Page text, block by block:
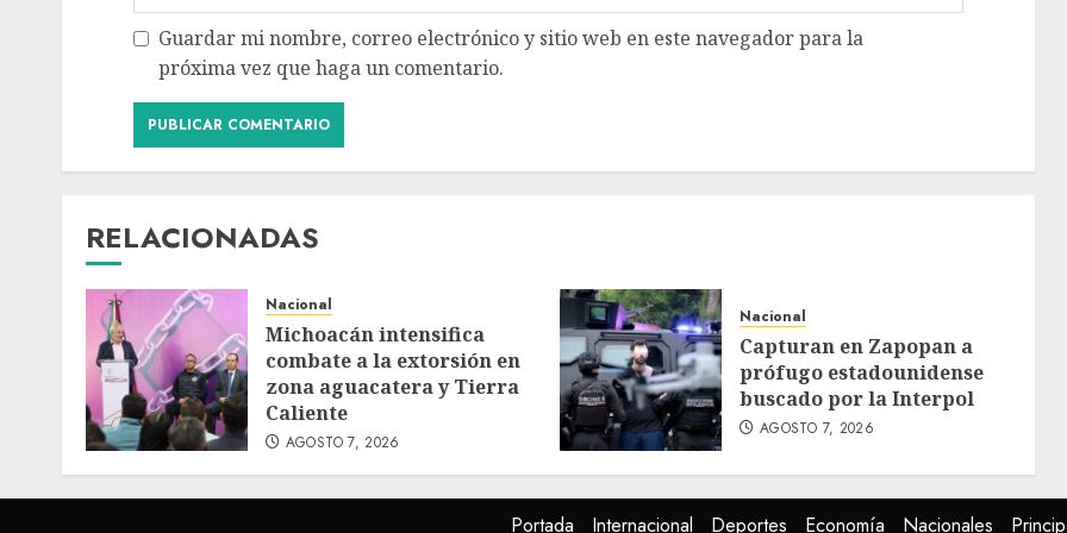
Guardar mi nombre, correo electrónico y sitio web en este navegador para la
próxima vez que haga un comentario.
RELACIONADAS
Nacional
Michoacán intensifica
combate a la extorsión en
zona aguacatera y Tierra
Caliente
AGOSTO 7, 2026
Nacional
Capturan en Zapopan a
prófugo estadounidense
buscado por la Interpol
AGOSTO 7, 2026
Portada Internacional Deportes Economía Nacionales